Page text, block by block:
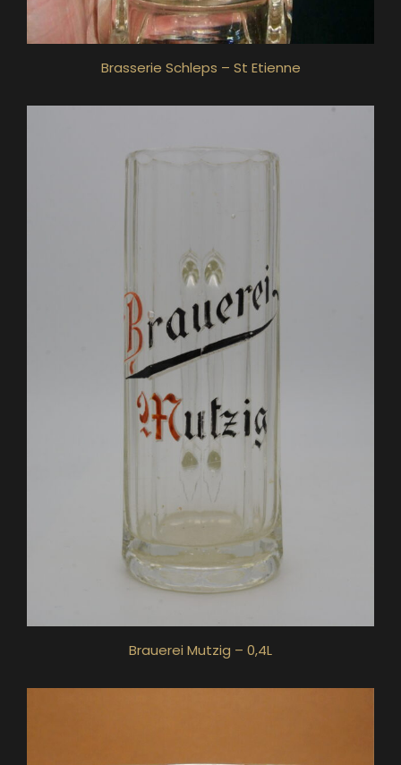
Brasserie Schleps – St Etienne
Brauerei Mutzig – 0,4L